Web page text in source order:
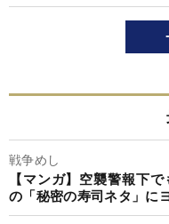
戦争めし
【マンガ】空襲警報下
の「秘密の寿司ネタ」に